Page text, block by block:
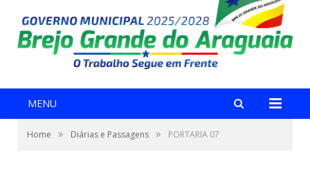
MENU
Home » Diárias e Passagens » PORTARIA 07